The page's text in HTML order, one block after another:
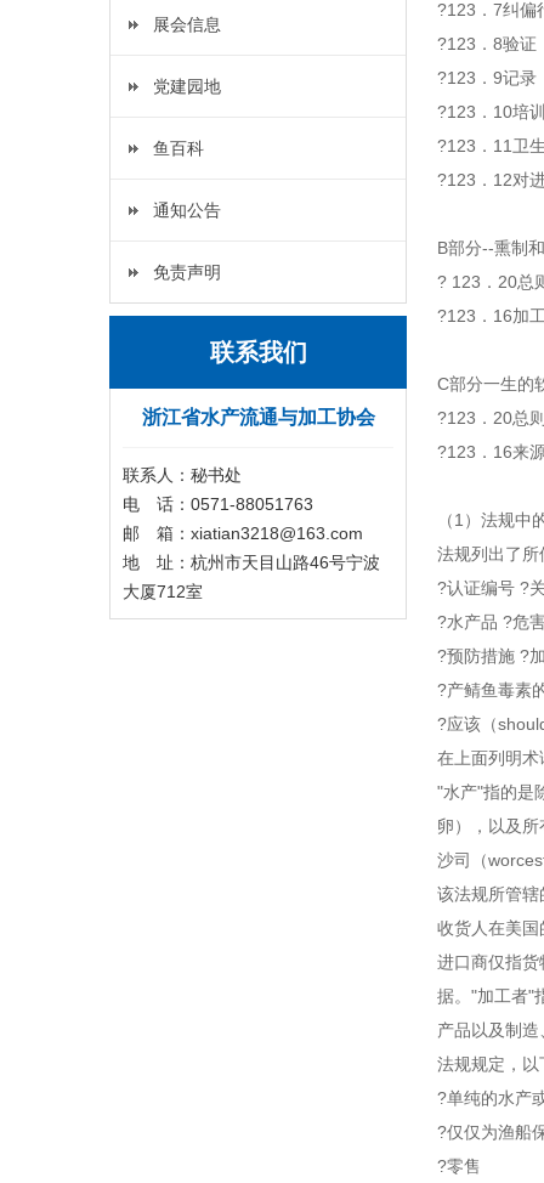
展会信息
党建园地
鱼百科
通知公告
免责声明
联系我们
浙江省水产流通与加工协会
联系人：秘书处
电 话：0571-88051763
邮 箱：xiatian3218@163.com
地 址：杭州市天目山路46号宁波
大厦712室
?123．7纠偏
?123．8验证
?123．9记录
?123．10培
?123．11卫
?123．12对
B部分--熏制
? 123．20总
?123．16加
C部分一生的
?123．20总
?123．16来
（1）法规
法规列出了
?认证编号 ?
?水产品 ?危
?预防措施 ?
?产鲭鱼毒素
?应该（
在上面列明
"水产"指的是
卵），以及
沙司（
该法规所管
收货人在美
进口商仅指
据。"加工者"
产品以及制
法规规定，
?单纯的水产
?仅仅为渔船
?零售